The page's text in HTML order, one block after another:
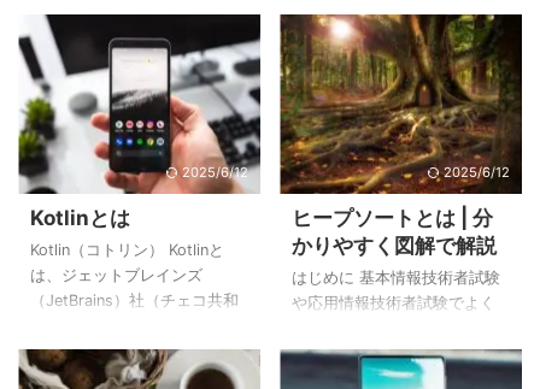
で、ある1つの関数（メソッ
ド）の呼び出しに対し、オブ
ジェクト毎に異なる動作をす
ることをいいます。 ポリモー
フィズムのイメージ例 例え
ば、動物クラスに「cry」（鳴
く）という関数（メソッド）
があるとします。 そして、動
物クラスのサブクラスには 犬
クラス、ネコクラス、豚クラ
スがあり、それぞれ「cry」
（鳴く）という関数（メソッ
います。 その結果、動物クラ
スの「cry」（鳴く ...
出題される整列アルゴリズム
の問題。 基本的な整列アルゴ
リズムには「バブルソート」
「選択ソート」「挿入ソー
ト」があり、より高速な整列
アルゴリズムには「シェルソ
ート」「クイックソート」
「ヒープソート」「マージソ
ート」があります。 本記事で
は、最小値（もしくは最大
値）と先頭の値を交換してい
く「選択ソート（基本選択
やすく解説しています。 選択
ソート（基本選択法）とは 選
2025/6/12
Kotlinとは
Kotlin（コトリン） Kotlinと
は、ジェットブレインズ
（JetBrains）社（チェコ共和
ソフトウェア開発企業）が
2011年に発表したプログラミ
2025/6/12
ヒープソートとは | 分
かりやすく図解で解説
はじめに 基本情報技術者試験
や応用情報技術者試験でよく
の問題。 基本的な整列アルゴ
リズムには「バブルソート」